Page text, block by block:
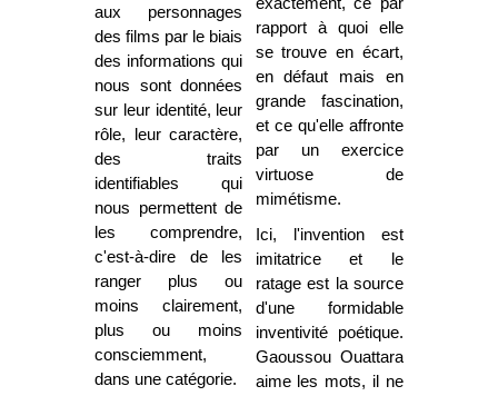
aux personnages
des films par le biais
des informations qui
nous sont données
sur leur identité, leur
rôle, leur caractère,
des traits
identifiables qui
nous permettent de
les comprendre,
c'est-à-dire de les
ranger plus ou
moins clairement,
plus ou moins
consciemment,
dans une catégorie.
exactement, ce par
rapport à quoi elle
se trouve en écart,
en défaut mais en
grande fascination,
et ce qu'elle affronte
par un exercice
virtuose de
mimétisme.
Ici, l'invention est
imitatrice et le
ratage est la source
d'une formidable
inventivité poétique.
Gaoussou Ouattara
aime les mots, il ne